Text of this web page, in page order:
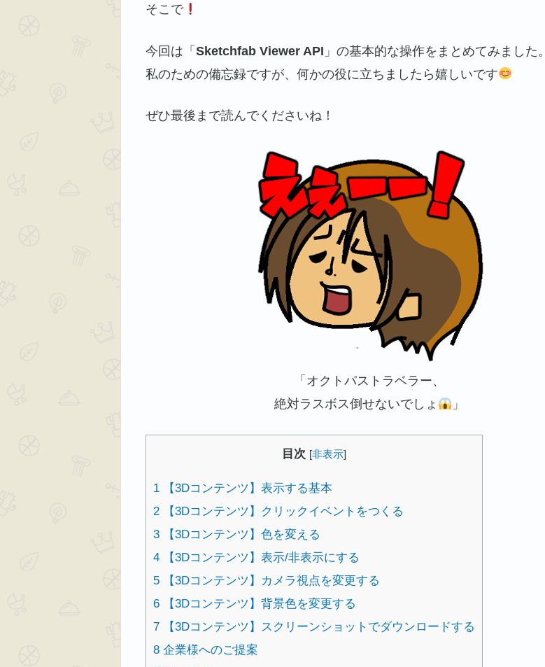
そこで
今回は「Sketchfab Viewer API 」の基本的な操作をまとめてみました。
私のための備忘録ですが、何かの役に立ちましたら嬉しいです
ぜひ最後まで読んでくださいね！
「オクトパストラベラー、
絶対ラスボス倒せないでしょ
」
目次 [非表示]
1 【3Dコンテンツ】表示する基本
2 【3Dコンテンツ】クリックイベントをつくる
3 【3Dコンテンツ】色を変える
4 【3Dコンテンツ】表示/非表示にする
5 【3Dコンテンツ】カメラ視点を変更する
6 【3Dコンテンツ】背景色を変更する
7 【3Dコンテンツ】スクリーンショットでダウンロードする
8 企業様へのご提案